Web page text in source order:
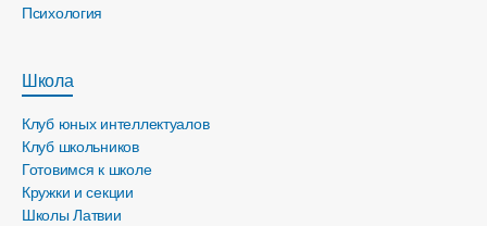
Психология
Школа
Клуб юных интеллектуалов
Клуб школьников
Готовимся к школе
Кружки и секции
Школы Латвии